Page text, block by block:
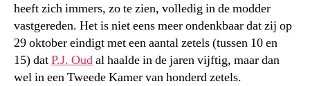
heeft zich immers, zo te zien, volledig in de modder
vastgereden. Het is niet eens meer ondenkbaar dat zij op
29 oktober eindigt met een aantal zetels (tussen 10 en
15) datP.J. Oudal haalde in de jaren vijftig, maar dan
wel in een Tweede Kamer van honderd zetels.